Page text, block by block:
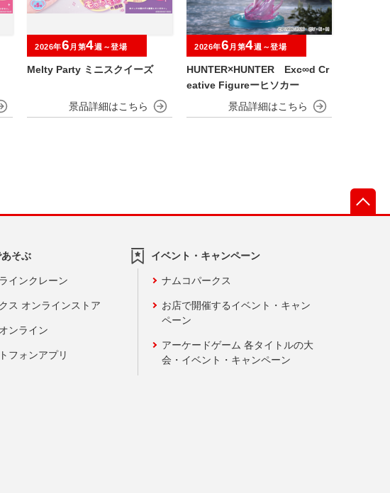
Melty Party ミニスクイーズ
2026年6 月第4週～登場
HUNTER×HUNTER Exc∞d Cr
eative Figureーヒソカー
2026年6 月第4週～登場
そぶ
インクレーン
ス オンラインストア
ンライン
フォンアプリ
イベント・キャンペーン
ナムコパークス
お店で開催するイベント・キャン
ペーン
アーケードゲーム 各タイトルの大
会・イベント・キャンペーン